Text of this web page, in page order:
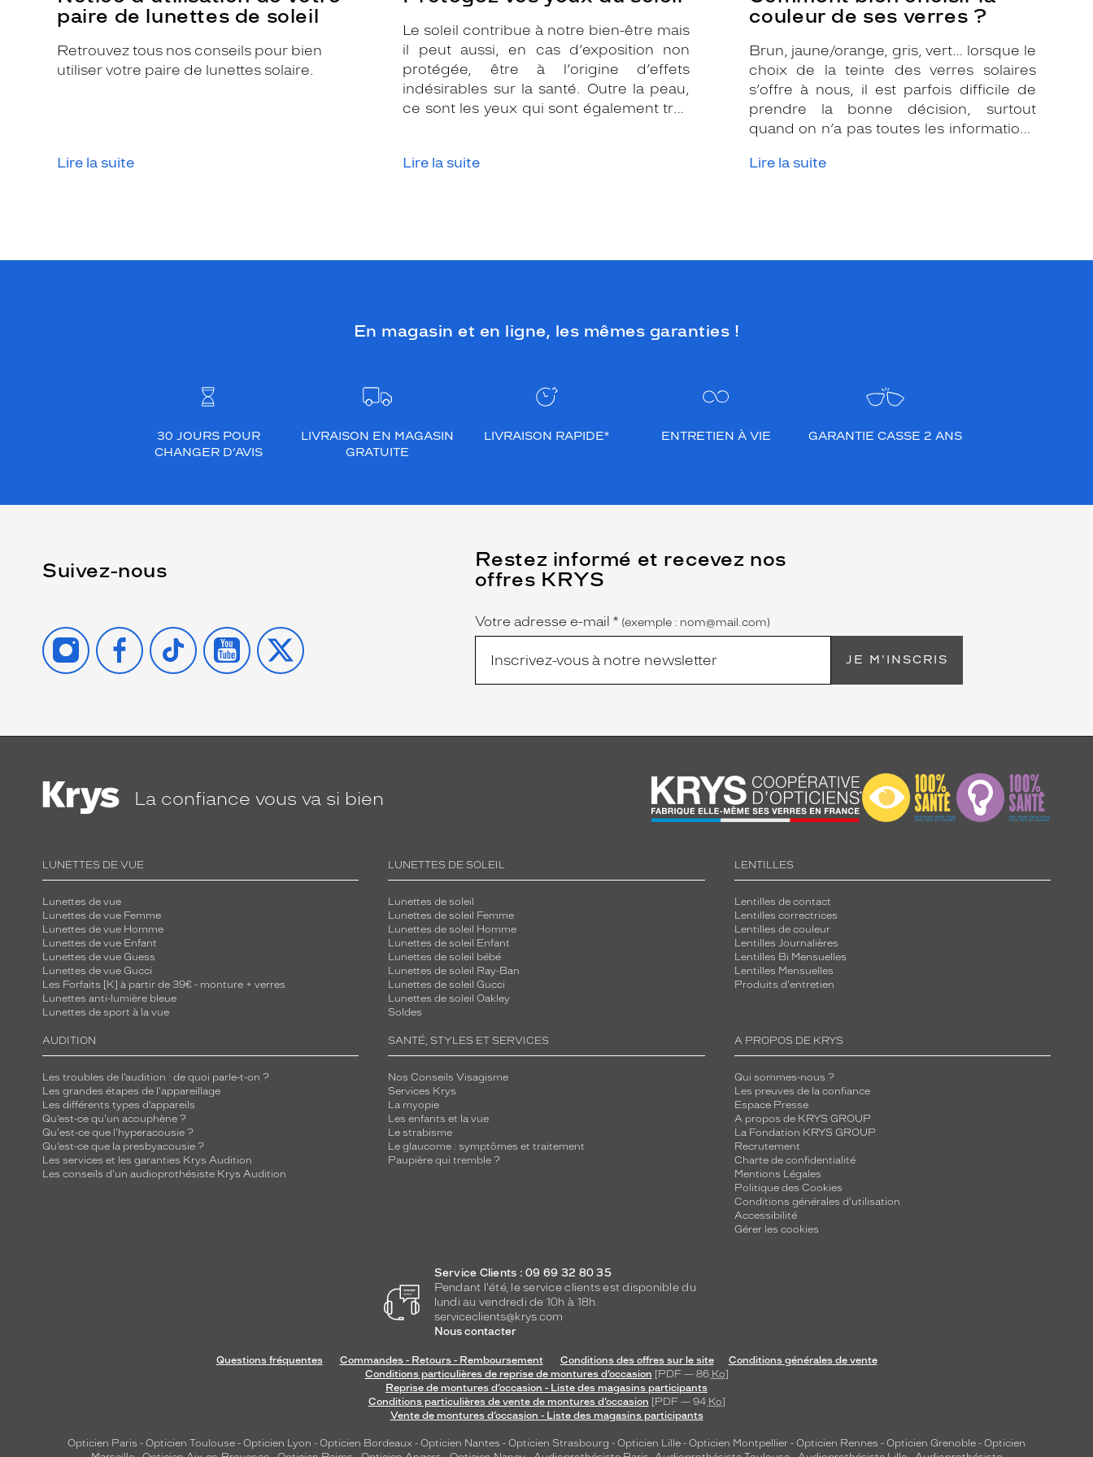
paire de lunettes de soleil
Retrouvez tous nos conseils pour bien
utiliser votre paire de lunettes solaire.
Lire la suite
Le soleil contribue à notre bien-être mais
il peut aussi, en cas d’exposition non
protégée, être à l’origine d’effets
indésirables sur la santé. Outre la peau,
ce sont les yeux qui sont également très
que le temps est couvert, il est donc
Lire la suite
couleur de ses verres ?
Brun, jaune/orange, gris, vert… lorsque le
choix de la teinte des verres solaires
s’offre à nous, il est parfois difficile de
prendre la bonne décision, surtout
quand on n’a pas toutes les informations
pour vous conseiller et apporter leur
Lire la suite
En magasin et en ligne, les mêmes garanties !
30 JOURS POUR
CHANGER D’AVIS
LIVRAISON EN MAGASIN
GRATUITE
LIVRAISON RAPIDE* ENTRETIEN À VIE GARANTIE CASSE 2 ANS
Suivez-nous
INSTAGRAMFACEBOOK
TIKTOK YOUTUBE
X
Restez informé et recevez nos
offres KRYS
Name
Votre adresse e-mail *
(Ce
champ
est
obligatoire)
(exemple : nom@mail.com)
JE M'INSCRIS
La confiance vous va si bien
LUNETTES DE VUE
Lunettes de vue
Lunettes de vue Femme
Lunettes de vue Homme
Lunettes de vue Enfant
Lunettes de vue Guess
Lunettes de vue Gucci
Les Forfaits [K] à partir de 39€ - monture + verres
Lunettes anti-lumière bleue
Lunettes de sport à la vue
LUNETTES DE SOLEIL
Lunettes de soleil
Lunettes de soleil Femme
Lunettes de soleil Homme
Lunettes de soleil Enfant
Lunettes de soleil bébé
Lunettes de soleil Ray-Ban
Lunettes de soleil Gucci
Lunettes de soleil Oakley
Soldes
LENTILLES
Lentilles de contact
Lentilles correctrices
Lentilles de couleur
Lentilles Journalières
Lentilles Bi Mensuelles
Lentilles Mensuelles
Produits d'entretien
AUDITION
Les troubles de l’audition : de quoi parle-t-on ?
Les grandes étapes de l'appareillage
Les différents types d’appareils
Qu’est-ce qu'un acouphène ?
Qu'est-ce que l'hyperacousie ?
Qu’est-ce que la presbyacousie ?
Les services et les garanties Krys Audition
Les conseils d'un audioprothésiste Krys Audition
SANTÉ, STYLES ET SERVICES
Nos Conseils Visagisme
Services Krys
La myopie
Les enfants et la vue
Le strabisme
Le glaucome : symptômes et traitement
Paupière qui tremble ?
A PROPOS DE KRYS
Qui sommes-nous ?
Les preuves de la confiance
Espace Presse
A propos de KRYS GROUP
La Fondation KRYS GROUP
Recrutement
Charte de confidentialité
Mentions Légales
Politique des Cookies
Conditions générales d'utilisation
Accessibilité
Gérer les cookies
Service Clients : 09 69 32 80 35
Pendant l'été, le service clients est disponible du
lundi au vendredi de 10h à 18h.
serviceclients@krys.com
Nous contacter
Questions fréquentes Commandes - Retours - Remboursement Conditions des offres sur le site
Conditions générales de vente
Conditions particulières de reprise de montures d’occasion [PDF — 86 Ko]
Reprise de montures d’occasion - Liste des magasins participants
Conditions particulières de vente de montures d’occasion [PDF — 94 Ko]
Vente de montures d’occasion - Liste des magasins participants
Opticien Paris - Opticien Toulouse - Opticien Lyon - Opticien Bordeaux - Opticien Nantes - Opticien Strasbourg - Opticien Lille - Opticien Montpellier - Opticien Rennes - Opticien Grenoble - Opticien